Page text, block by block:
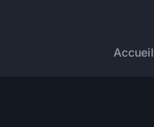
Accueil